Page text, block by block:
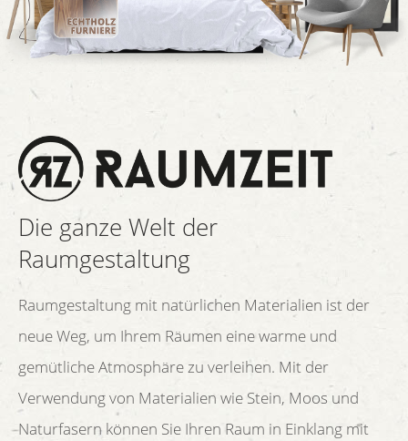
Die ganze Welt der
Raumgestaltung
Raumgestaltung mit natürlichen Materialien ist der
neue Weg, um Ihrem Räumen eine warme und
gemütliche Atmosphäre zu verleihen. Mit der
Verwendung von Materialien wie Stein, Moos und
Naturfasern können Sie Ihren Raum in Einklang mit